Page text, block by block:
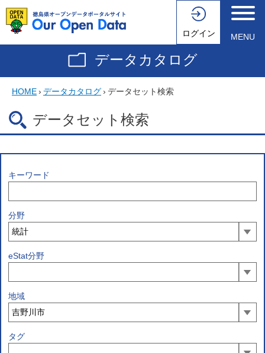
ログイン MENU
データカタログ
HOME› データカタログ› データセット検索
データセット検索
キーワード
分野
eStat分野
地域
タグ